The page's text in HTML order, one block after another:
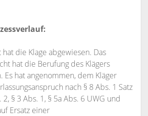
die Klage abgewiesen. Das
hat die Berufung des Klägers
Es hat angenommen, dem Kläger
nach § 8 Abs. 1 Satz
§ 3 Abs. 1, § 5a Abs. 6 UWG und
Ersatz einer